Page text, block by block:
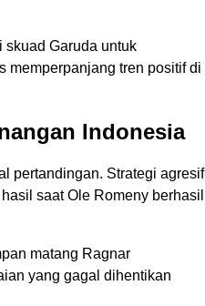
skuad Garuda untuk
memperpanjang tren positif di
Indonesia
pertandingan. Strategi agresif
saat Ole Romeny berhasil
matang Ragnar
yang gagal dihentikan